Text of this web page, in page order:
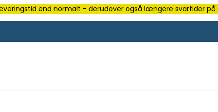
end normalt - derudover også længere svartider på